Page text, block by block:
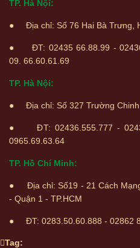
TP. Hà Nội:
● Địa chỉ: Số 76 Hai Bà Trưng,
● ĐT: 02435 66.88.99 -
09. 66.60.61.69
TP. Hà Nội:
● Địa chỉ: Số 327 Trường Chinh,
● ĐT: 02436.555.777 -
0965.69.63.64
TP. Hồ Chí Minh:
● Địa chỉ: Số19 - 21 Cách
- Quận 1 - TP.HCM
● ĐT: 0283.50.60.888 - 02862
Tag: